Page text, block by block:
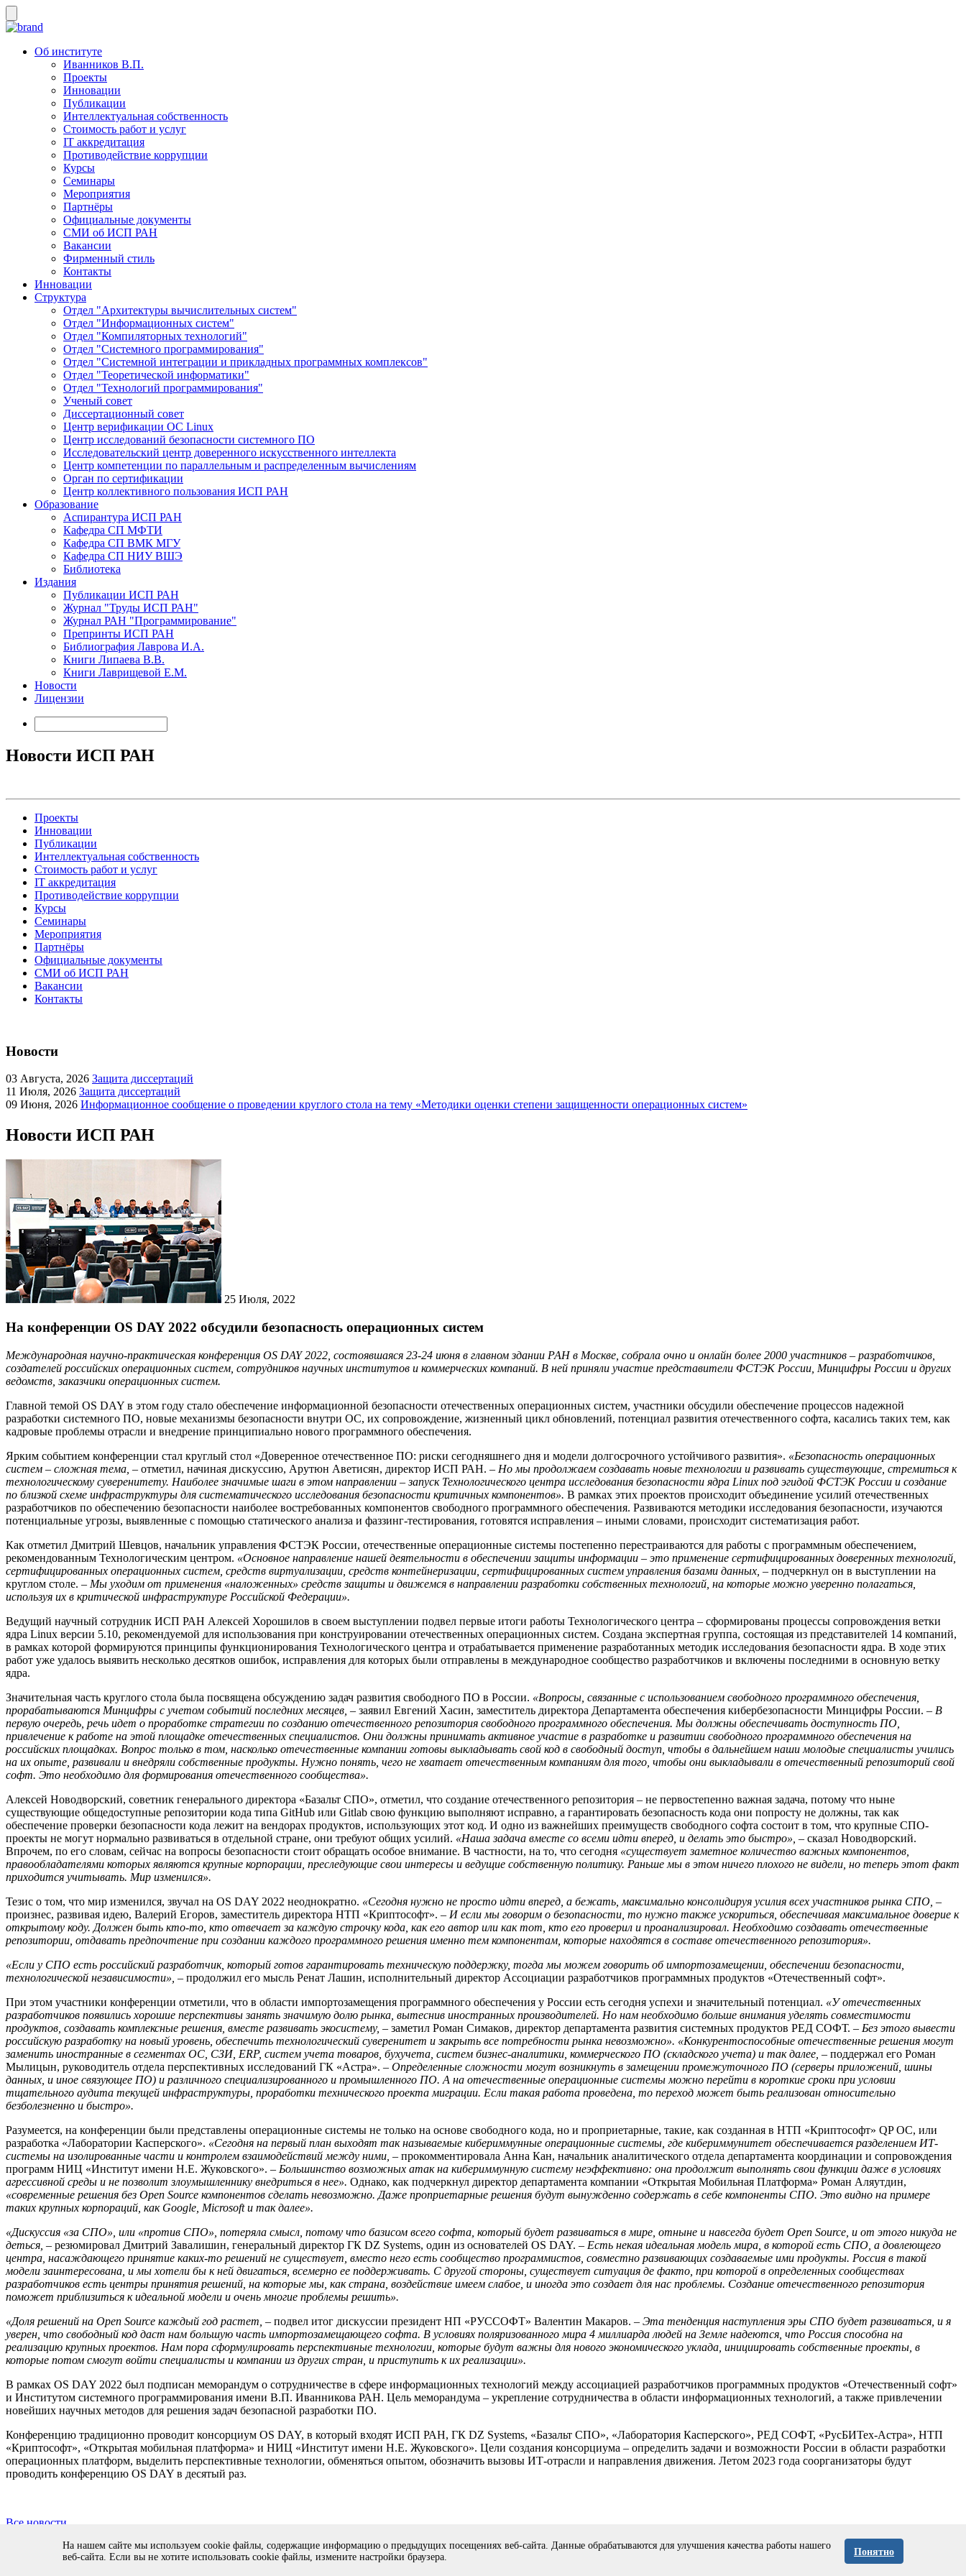
Об институте
Иванников В.П.
Проекты
Инновации
Публикации
Интеллектуальная собственность
Стоимость работ и услуг
IT аккредитация
Противодействие коррупции
Курсы
Семинары
Мероприятия
Партнёры
Официальные документы
СМИ об ИСП РАН
Вакансии
Фирменный стиль
Контакты
Инновации
Структура
Отдел "Архитектуры вычислительных систем"
Отдел "Информационных систем"
Отдел "Компиляторных технологий"
Отдел "Системного программирования"
Отдел "Системной интеграции и прикладных программных комплексов"
Отдел "Теоретической информатики"
Отдел "Технологий программирования"
Ученый совет
Диссертационный совет
Центр верификации ОС Linux
Центр исследований безопасности системного ПО
Исследовательский центр доверенного искусственного интеллекта
Центр компетенции по параллельным и распределенным вычислениям
Орган по сертификации
Центр коллективного пользования ИСП РАН
Образование
Аспирантура ИСП РАН
Кафедра СП МФТИ
Кафедра СП ВМК МГУ
Кафедра СП НИУ ВШЭ
Библиотека
Издания
Публикации ИСП РАН
Журнал "Труды ИСП РАН"
Журнал РАН "Программирование"
Препринты ИСП РАН
Библиография Лаврова И.А.
Книги Липаева В.В.
Книги Лаврищевой Е.М.
Новости
Лицензии
Новости ИСП РАН
Проекты
Инновации
Публикации
Интеллектуальная собственность
Стоимость работ и услуг
IT аккредитация
Противодействие коррупции
Курсы
Семинары
Мероприятия
Партнёры
Официальные документы
СМИ об ИСП РАН
Вакансии
Контакты
Новости
03 Августа, 2026 Защита диссертаций
11 Июля, 2026 Защита диссертаций
09 Июня, 2026 Информационное сообщение о проведении круглого стола на тему «Методики оценки степени защищенности операционных систем»
Новости ИСП РАН
25 Июля, 2022
На конференции OS DAY 2022 обсудили безопасность операционных систем
Международная научно-практическая конференция OS DAY 2022, состоявшаяся 23-24 июня в главном здании РАН в Москве, собрала очно и онлайн более 2000 участников – разработчиков,
создателей российских операционных систем, сотрудников научных институтов и коммерческих компаний. В ней приняли участие представители ФСТЭК России, Минцифры России и других
ведомств, заказчики операционных систем.
Главной темой OS DAY в этом году стало обеспечение информационной безопасности отечественных операционных систем, участники обсудили обеспечение процессов надежной
разработки системного ПО, новые механизмы безопасности внутри ОС, их сопровождение, жизненный цикл обновлений, потенциал развития отечественного софта, касались таких тем, как
кадровые проблемы отрасли и внедрение принципиально нового программного обеспечения.
Ярким событием конференции стал круглый стол «Доверенное отечественное ПО: риски сегодняшнего дня и модели долгосрочного устойчивого развития». «Безопасность операционных
систем – сложная тема, – отметил, начиная дискуссию, Арутюн Аветисян, директор ИСП РАН. – Но мы продолжаем создавать новые технологии и развивать существующие, стремиться к
технологическому суверенитету. Наиболее значимые шаги в этом направлении – запуск Технологического центра исследования безопасности ядра Linux под эгидой ФСТЭК России и создание
по близкой схеме инфраструктуры для систематического исследования безопасности критичных компонентов». В рамках этих проектов происходит объединение усилий отечественных
разработчиков по обеспечению безопасности наиболее востребованных компонентов свободного программного обеспечения. Развиваются методики исследования безопасности, изучаются
потенциальные угрозы, выявленные с помощью статического анализа и фаззинг-тестирования, готовятся исправления – иными словами, происходит систематизация работ.
Как отметил Дмитрий Шевцов, начальник управления ФСТЭК России, отечественные операционные системы постепенно перестраиваются для работы с программным обеспечением,
рекомендованным Технологическим центром. «Основное направление нашей деятельности в обеспечении защиты информации – это применение сертифицированных доверенных технологий,
сертифицированных операционных систем, средств виртуализации, средств контейнеризации, сертифицированных систем управления базами данных, – подчеркнул он в выступлении на
круглом столе. – Мы уходим от применения «наложенных» средств защиты и движемся в направлении разработки собственных технологий, на которые можно уверенно полагаться,
используя их в критической инфраструктуре Российской Федерации».
Ведущий научный сотрудник ИСП РАН Алексей Хорошилов в своем выступлении подвел первые итоги работы Технологического центра – сформированы процессы сопровождения ветки
ядра Linux версии 5.10, рекомендуемой для использования при конструировании отечественных операционных систем. Создана экспертная группа, состоящая из представителей 14 компаний,
в рамках которой формируются принципы функционирования Технологического центра и отрабатывается применение разработанных методик исследования безопасности ядра. В ходе этих
работ уже удалось выявить несколько десятков ошибок, исправления для которых были отправлены в международное сообщество разработчиков и включены последними в основную ветку
ядра.
Значительная часть круглого стола была посвящена обсуждению задач развития свободного ПО в России. «Вопросы, связанные с использованием свободного программного обеспечения,
прорабатываются Минцифры с учетом событий последних месяцев, – заявил Евгений Хасин, заместитель директора Департамента обеспечения кибербезопасности Минцифры России. – В
первую очередь, речь идет о проработке стратегии по созданию отечественного репозитория свободного программного обеспечения. Мы должны обеспечивать доступность ПО,
привлечение к работе на этой площадке отечественных специалистов. Они должны принимать активное участие в разработке и развитии свободного программного обеспечения на
российских площадках. Вопрос только в том, насколько отечественные компании готовы выкладывать свой код в свободный доступ, чтобы в дальнейшем наши молодые специалисты учились
на их опыте, развивали и внедряли собственные продукты. Нужно понять, чего не хватает отечественным компаниям для того, чтобы они выкладывали в отечественный репозиторий свой
софт. Это необходимо для формирования отечественного сообщества».
Алексей Новодворский, советник генерального директора «Базальт СПО», отметил, что создание отечественного репозитория – не первостепенно важная задача, потому что ныне
существующие общедоступные репозитории кода типа GitHub или Gitlab свою функцию выполняют исправно, а гарантировать безопасность кода они попросту не должны, так как
обеспечение проверки безопасности кода лежит на вендорах продуктов, использующих этот код. И одно из важнейших преимуществ свободного софта состоит в том, что крупные СПО-
проекты не могут нормально развиваться в отдельной стране, они требуют общих усилий. «Наша задача вместе со всеми идти вперед, и делать это быстро», – сказал Новодворский.
Впрочем, по его словам, сейчас на вопросы безопасности стоит обращать особое внимание. В частности, на то, что сегодня «cуществует заметное количество важных компонентов,
правообладателями которых являются крупные корпорации, преследующие свои интересы и ведущие собственную политику. Раньше мы в этом ничего плохого не видели, но теперь этот факт
приходится учитывать. Мир изменился».
Тезис о том, что мир изменился, звучал на OS DAY 2022 неоднократно. «Сегодня нужно не просто идти вперед, а бежать, максимально консолидируя усилия всех участников рынка СПО, –
произнес, развивая идею, Валерий Егоров, заместитель директора НТП «Криптософт». – И если мы говорим о безопасности, то нужно также ускориться, обеспечивая максимальное доверие к
открытому коду. Должен быть кто-то, кто отвечает за каждую строчку кода, как его автор или как тот, кто его проверил и проанализировал. Необходимо создавать отечественные
репозитории, отдавать предпочтение при создании каждого программного решения именно тем компонентам, которые находятся в составе отечественного репозитория».
«Если у СПО есть российский разработчик, который готов гарантировать техническую поддержку, тогда мы можем говорить об импортозамещении, обеспечении безопасности,
технологической независимости», – продолжил его мысль Ренат Лашин, исполнительный директор Ассоциации разработчиков программных продуктов «Отечественный софт».
При этом участники конференции отметили, что в области импортозамещения программного обеспечения у России есть сегодня успехи и значительный потенциал. «У отечественных
разработчиков появились хорошие перспективы занять значимую долю рынка, вытеснив иностранных производителей. Но нам необходимо больше внимания уделять совместимости
продуктов, создавать комплексные решения, вместе развивать экосистему, – заметил Роман Симаков, директор департамента развития системных продуктов РЕД СОФТ. – Без этого вывести
российскую разработку на новый уровень, обеспечить технологический суверенитет и закрыть все потребности рынка невозможно». «Конкурентоспособные отечественные решения могут
заменить иностранные в сегментах ОС, СЗИ, ERP, систем учета товаров, бухучета, систем бизнес-аналитики, коммерческого ПО (складского учета) и так далее, – поддержал его Роман
Мылицын, руководитель отдела перспективных исследований ГК «Астра». – Определенные сложности могут возникнуть в замещении промежуточного ПО (серверы приложений, шины
данных, и иное связующее ПО) и различного специализированного и промышленного ПО. А на отечественные операционные системы можно перейти в короткие сроки при условии
тщательного аудита текущей инфраструктуры, проработки технического проекта миграции. Если такая работа проведена, то переход может быть реализован относительно
безболезненно и быстро».
Разумеется, на конференции были представлены операционные системы не только на основе свободного кода, но и проприетарные, такие, как созданная в НТП «Криптософт» QP ОС, или
разработка «Лаборатории Касперского». «Сегодня на первый план выходят так называемые кибериммунные операционные системы, где кибериммунитет обеспечивается разделением ИТ-
системы на изолированные части и контролем взаимодействий между ними, – прокомментировала Анна Кан, начальник аналитического отдела департамента координации и сопровождения
программ НИЦ «Институт имени Н.Е. Жуковского». – Большинство возможных атак на кибериммунную систему неэффективно: она продолжит выполнять свои функции даже в условиях
агрессивной среды и не позволит злоумышленнику внедриться в нее». Однако, как подчеркнул директор департамента компании «Открытая Мобильная Платформа» Роман Аляутдин,
«современные решения без Open Source компонентов сделать невозможно. Даже проприетарные решения будут вынужденно содержать в себе компоненты СПО. Это видно на примере
таких крупных корпораций, как Google, Microsoft и так далее».
«Дискуссия «за СПО», или «против СПО», потеряла смысл, потому что базисом всего софта, который будет развиваться в мире, отныне и навсегда будет Open Source, и от этого никуда не
деться, – резюмировал Дмитрий Завалишин, генеральный директор ГК DZ Systems, один из основателей OS DAY. – Есть некая идеальная модель мира, в которой есть СПО, а довлеющего
центра, насаждающего принятие каких-то решений не существует, вместо него есть сообщество программистов, совместно развивающих создаваемые ими продукты. Россия в такой
модели заинтересована, и мы хотели бы к ней двигаться, всемерно ее поддерживать. С другой стороны, существует ситуация де факто, при которой в определенных сообществах
разработчиков есть центры принятия решений, на которые мы, как страна, воздействие имеем слабое, и иногда это создает для нас проблемы. Создание отечественного репозитория
поможет приблизиться к идеальной модели и очень многие проблемы решить».
«Доля решений на Open Source каждый год растет, – подвел итог дискуссии президент НП «РУССОФТ» Валентин Макаров. – Эта тенденция наступления эры СПО будет развиваться, и я
уверен, что свободный код даст нам большую часть импортозамещающего софта. В условиях поляризованного мира 4 миллиарда людей на Земле надеются, что Россия способна на
реализацию крупных проектов. Нам пора сформулировать перспективные технологии, которые будут важны для нового экономического уклада, инициировать собственные проекты, в
которые потом смогут войти специалисты и компании из других стран, и приступить к их реализации».
В рамках OS DAY 2022 был подписан меморандум о сотрудничестве в сфере информационных технологий между ассоциацией разработчиков программных продуктов «Отечественный софт»
и Институтом системного программирования имени В.П. Иванникова РАН. Цель меморандума – укрепление сотрудничества в области информационных технологий, а также привлечении
новейших научных методов для решения задач безопасной разработки ПО.
Конференцию традиционно проводит консорциум OS DAY, в который входят ИСП РАН, ГК DZ Systems, «Базальт СПО», «Лаборатория Касперского», РЕД СОФТ, «РусБИТех-Астра», НТП
«Криптософт», «Открытая мобильная платформа» и НИЦ «Институт имени Н.Е. Жуковского». Цели создания консорциума – определить задачи и возможности России в области разработки
операционных платформ, выделить перспективные технологии, обменяться опытом, обозначить вызовы ИТ-отрасли и направления движения. Летом 2023 года соорганизаторы будут
проводить конференцию OS DAY в десятый раз.
Все новости
Copyright © 1994-2026 ИСП РАН. 109004, г. Москва, ул. А. Солженицына, дом 25.Противодействие коррупции.Разработка безопасного программного обеспечения (РБПО)
Продолжая использовать наш сайт, вы даете согласие на обработку файлов cookies и других пользовательских данных, в соответствии с
Политикой конфиденциальности
На нашем сайте мы используем cookie файлы, содержащие информацию о предыдущих посещениях веб-сайта. Данные обрабатываются для улучшения качества работы нашего
веб-сайта. Если вы не хотите использовать cookie файлы, измените настройки браузера.
Понятно